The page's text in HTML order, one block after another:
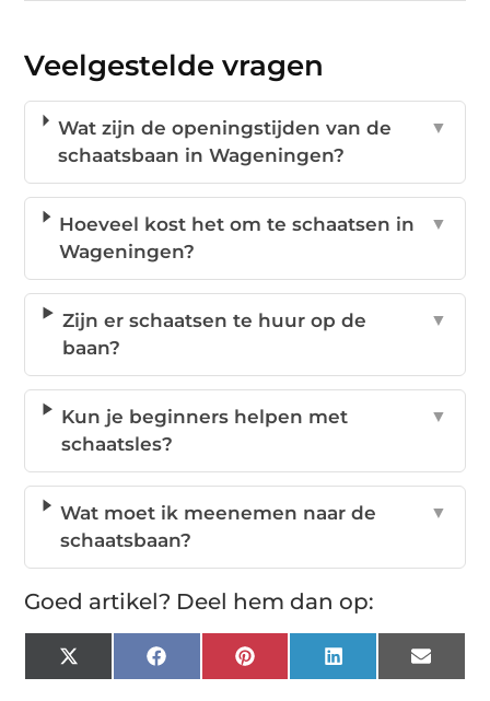
Veelgestelde vragen
Wat zijn de openingstijden van de
schaatsbaan in Wageningen?
▼
Hoeveel kost het om te schaatsen in
Wageningen?
▼
Zijn er schaatsen te huur op de
baan?
▼
Kun je beginners helpen met
schaatsles?
▼
Wat moet ik meenemen naar de
schaatsbaan?
▼
Goed artikel? Deel hem dan op:
X
(Twitter)
FacebookPinterest LinkedIn Email